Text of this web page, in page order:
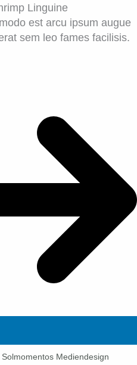
Linguine
est arcu ipsum augue
sem leo fames facilisis.
Mediendesign